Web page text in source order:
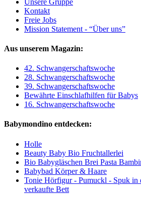
Kontakt
Freie Jobs
Mission Statement - “Über uns”
Aus unserem Magazin:
42. Schwangerschaftswoche
28. Schwangerschaftswoche
39. Schwangerschaftswoche
Bewährte Einschlafhilfen für Babys
16. Schwangerschaftswoche
Babymondino entdecken:
Holle
Beauty Baby Bio Fruchtallerlei
Bio Babygläschen Brei Pasta
Babybad Körper & Haare
Tonie Hörfigur - Pumuckl - Spuk in
verkaufte Bett